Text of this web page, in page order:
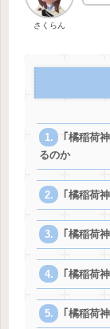
さくらん
｢橘稲荷
るのか
｢橘稲荷
｢橘稲荷
｢橘稲荷
｢橘稲荷